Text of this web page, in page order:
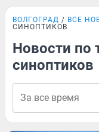
ВОЛГОГРАД ВСЕ
СИНОПТИКОВ
Новости по
синоптиков